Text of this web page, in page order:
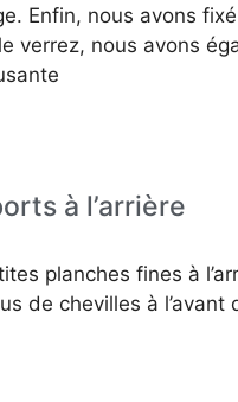
Enfin, nous avons
verrez, nous avons
à l’arrière
planches fines à
de chevilles à